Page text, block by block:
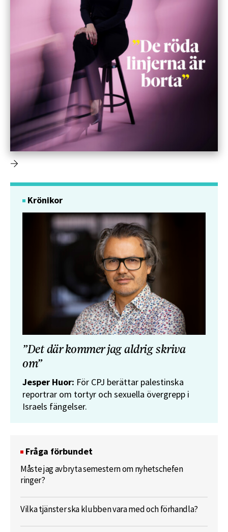
Krönikor
”Det där kommer jag aldrig skriva
om”
Jesper Huor: För CPJ berättar palestinska
reportrar om tortyr och sexuella övergrepp i
Israels fängelser.
Fråga förbundet
Måste jag avbryta semestern om nyhetschefen
ringer?
Vilka tjänster ska klubben vara med och förhandla?